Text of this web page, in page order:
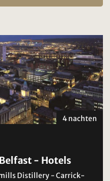
- Hotels
Distillery - Carrick-
4 nachten